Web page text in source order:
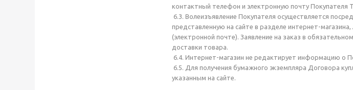
контактный телефон и электронную почту Покупателя
6.3. Волеизъявление Покупателя осуществляется
представленную на сайте в разделе интернет-
(электронной почте). Заявление на заказ в
доставки товара.
6.4. Интернет-магазин не редактирует информацию о
6.5. Для получения бумажного экземпляра Договора
указанным на сайте.